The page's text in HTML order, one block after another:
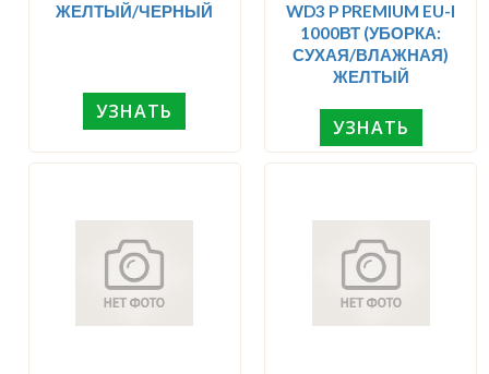
ЖЕЛТЫЙ/ЧЕРНЫЙ
УЗНАТЬ
WD3 P PREMIUM EU-I
1000ВТ (УБОРКА:
СУХАЯ/ВЛАЖНАЯ)
ЖЕЛТЫЙ
УЗНАТЬ